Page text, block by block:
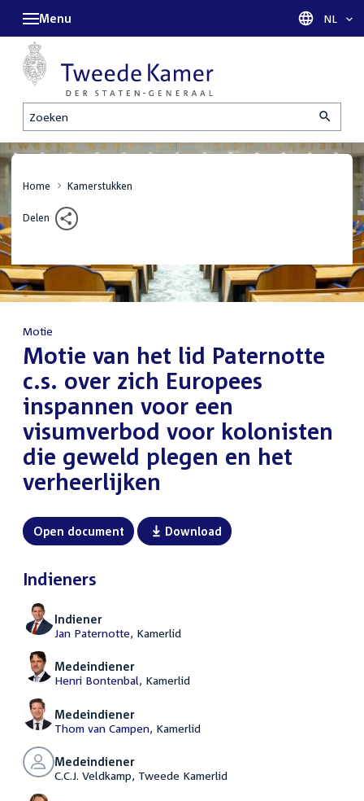
Zoeken
Menu Taal
NL
Home Kamerstukken
Delen
Motie
:Motie van het lid Paternotte
c.s. over zich Europees
inspannen voor een
visumverbod voor kolonisten
die geweld plegen en het
verheerlijken
Open document Download
Indieners
Indiener
Jan Paternotte, Kamerlid
Medeindiener
Henri Bontenbal, Kamerlid
Medeindiener
Thom van Campen, Kamerlid
Medeindiener
C.C.J. Veldkamp, Tweede Kamerlid